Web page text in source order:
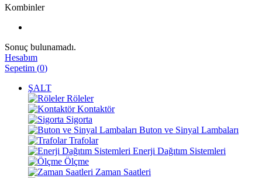
Kombinler
Sonuç bulunamadı.
Hesabım
Sepetim (0)
ŞALT
Röleler
Kontaktör
Sigorta
Buton ve Sinyal Lambaları
Trafolar
Enerji Dağıtım Sistemleri
Ölçme
Zaman Saatleri